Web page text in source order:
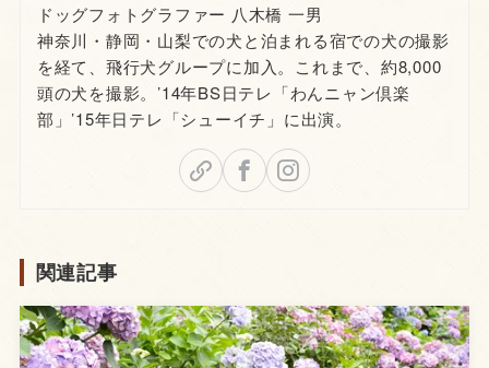
ドッグフォトグラファー 八木橋 一男
神奈川・静岡・山梨での犬と泊まれる宿での犬の撮影
を経て、飛行犬グループに加入。これまで、約8,000
頭の犬を撮影。’14年BS日テレ「わんニャン倶楽
部」’15年日テレ「シューイチ」に出演。
関連記事